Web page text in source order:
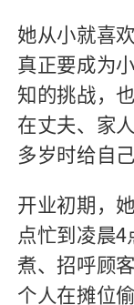
她从小就喜
真正要成为
知的挑战，
在丈夫、家
多岁时给自
开业初期，
点忙到凌晨
煮、招呼顾
个人在摊位